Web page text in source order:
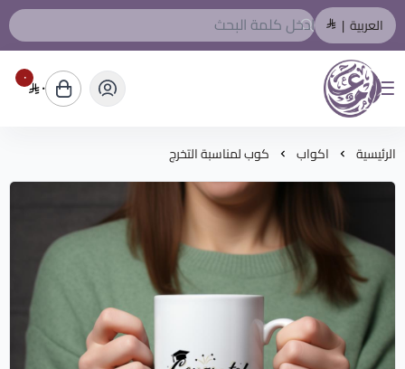
العربية |
المصمم العربي
٠ ٠
الرئيسية اكواب كوب لمناسبة التخرج